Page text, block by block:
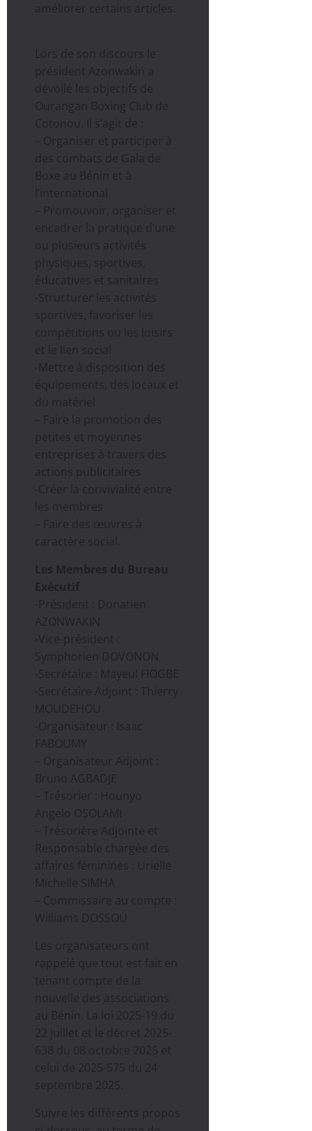
améliorer certains articles.
Lors de son discours le
président Azonwakin a
dévoilé les objectifs de
Ourangan Boxing Club de
Cotonou. Il s’agit de :
– Organiser et participer à
des combats de Gala de
Boxe au Bénin et à
l’international
– Promouvoir, organiser et
encadrer la pratique d’une
ou plusieurs activités
physiques, sportives,
éducatives et sanitaires
-Structurer les activités
sportives, favoriser les
compétitions ou les loisirs
et le lien social
-Mettre à disposition des
équipements, des locaux et
du matériel
– Faire la promotion des
petites et moyennes
entreprises à travers des
actions publicitaires
-Créer la convivialité entre
les membres
– Faire des œuvres à
caractère social.
Les Membres du Bureau
Exécutif
-Président : Donatien
AZONWAKIN
-Vice-président :
Symphorien DOVONON
-Secrétaire : Mayeul FIOGBE
-Secrétaire Adjoint : Thierry
MOUDEHOU
-Organisateur : Isaac
FABOUMY
– Organisateur Adjoint :
Bruno AGBADJE
– Trésorier : Hounyo
Angelo OSOLAMI
– Trésorière Adjointe et
Responsable chargée des
affaires féminines : Urielle
Michelle SIMHA
– Commissaire au compte :
Williams DOSSOU
Les organisateurs ont
rappelé que tout est fait en
tenant compte de la
nouvelle des associations
au Bénin. La loi 2025-19 du
22 juillet et le décret 2025-
638 du 08 octobre 2025 et
celui de 2025-575 du 24
septembre 2025.
Suivre les différents propos